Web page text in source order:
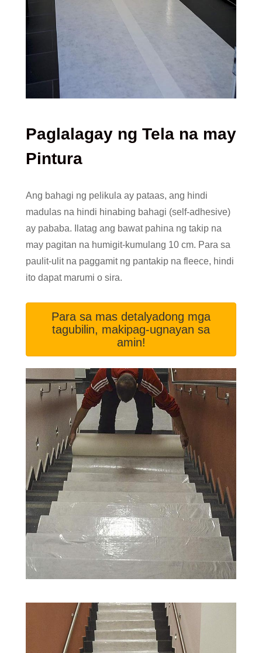
Paglalagay ng Tela na may
Pintura
Ang bahagi ng pelikula ay pataas, ang hindi
madulas na hindi hinabing bahagi (self-adhesive)
ay pababa. Ilatag ang bawat pahina ng takip na
may pagitan na humigit-kumulang 10 cm. Para sa
paulit-ulit na paggamit ng pantakip na fleece, hindi
ito dapat marumi o sira.
Para sa mas detalyadong mga
tagubilin, makipag-ugnayan sa
amin!